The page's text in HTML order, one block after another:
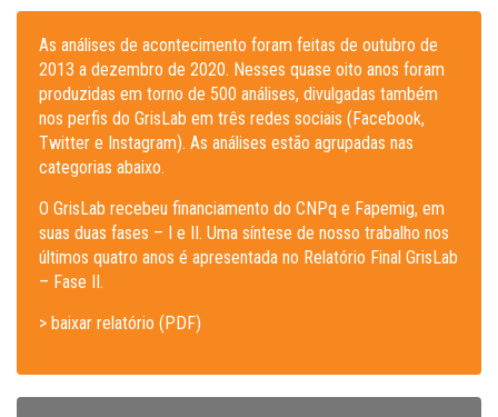
As análises de acontecimento foram feitas de outubro de
2013 a dezembro de 2020. Nesses quase oito anos foram
produzidas em torno de 500 análises, divulgadas também
nos perfis do GrisLab em três redes sociais (Facebook,
Twitter e Instagram). As análises estão agrupadas nas
categorias abaixo.
O GrisLab recebeu financiamento do CNPq e Fapemig, em
suas duas fases – I e II. Uma síntese de nosso trabalho nos
últimos quatro anos é apresentada no Relatório Final GrisLab
– Fase II.
> baixar relatório (PDF)